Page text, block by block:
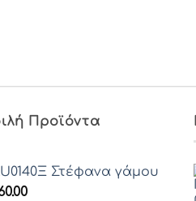
Προϊόντα
Στέφανα γάμου